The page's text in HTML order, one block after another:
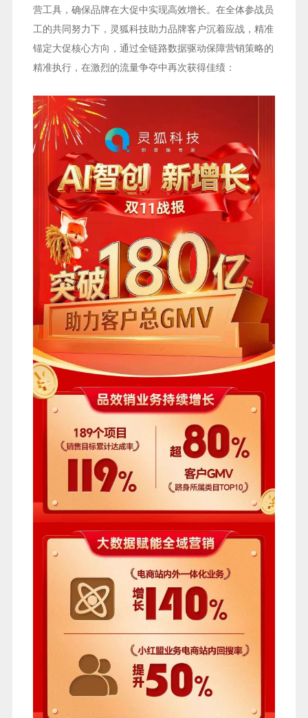
营工具，确保品牌在大促中实现高效增长。在全体参战员
工的共同努力下，灵狐科技助力品牌客户沉着应战，精准
锚定大促核心方向，通过全链路数据驱动保障营销策略的
精准执行，在激烈的流量争夺中再次获得佳绩：